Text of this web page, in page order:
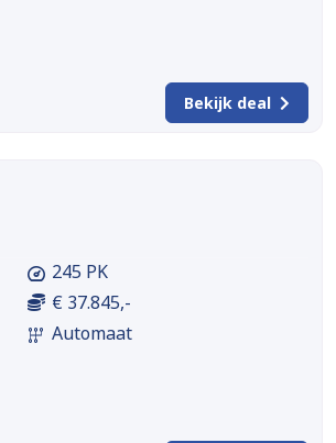
Bekijk deal
245 PK
€ 37.845,-
Automaat